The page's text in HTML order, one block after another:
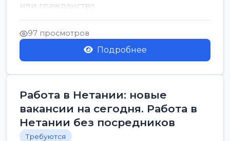
или гражданство
97 просмотров
Подробнее
Работа в Нетании: новые
вакансии на сегодня. Работа в
Нетании без посредников
Требуются